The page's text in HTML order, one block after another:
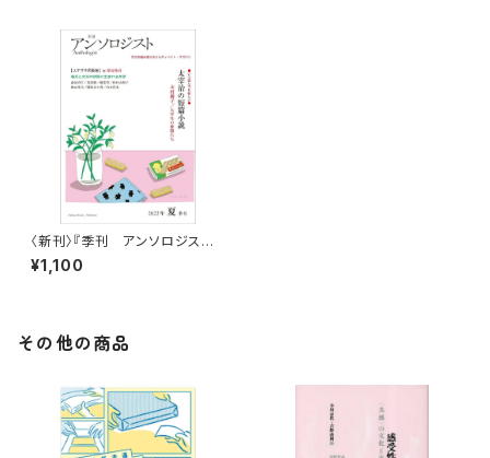
〈新刊〉『季刊 アンソロジス
ト 2022夏季号』田畑書店
¥1,100
その他の商品